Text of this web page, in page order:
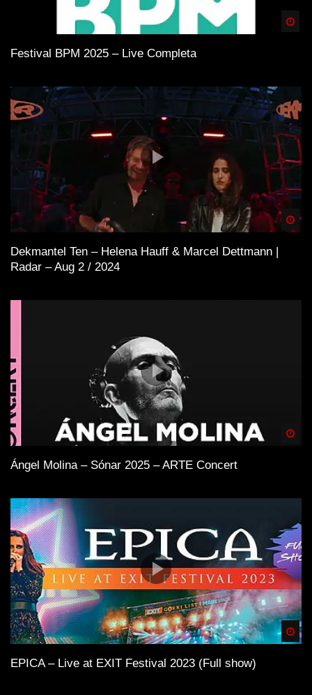
Festival BPM 2025 – Live Completa
Dekmantel Ten – Helena Hauff & Marcel Dettmann |
Radar – Aug 2 / 2024
Ángel Molina – Sónar 2025 – ARTE Concert
EPICA – Live at EXIT Festival 2023 (Full show)